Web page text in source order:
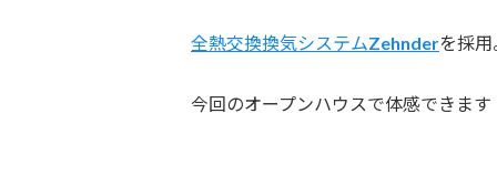
全熱交換換気システムZehnderを採用
今回のオープンハウスで体感できます